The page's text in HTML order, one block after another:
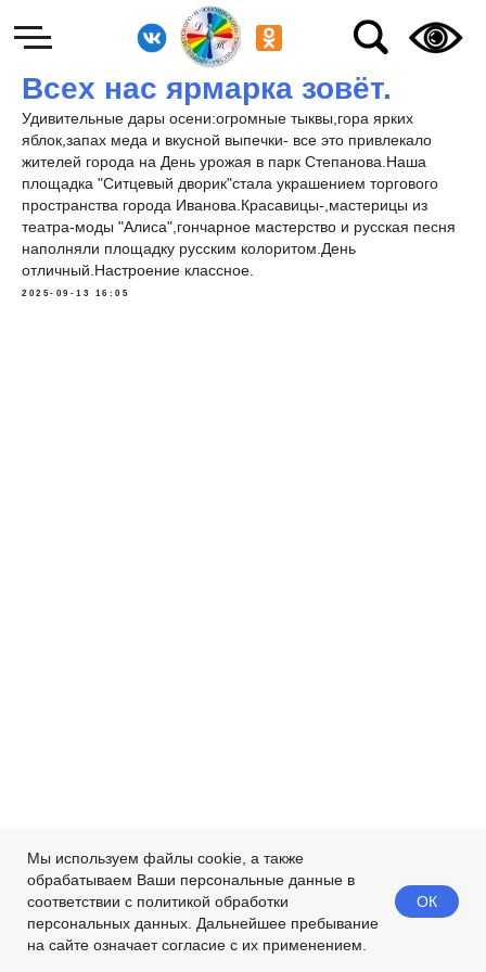
Мы используем файлы cookie, а также
обрабатываем Ваши персональные данные в
соответствии с политикой обработки
персональных данных. Дальнейшее пребывание
на сайте означает согласие с их применением.
ОК
Всех нас ярмарка зовёт.
Удивительные дары осени:огромные тыквы,гора ярких
яблок,запах меда и вкусной выпечки- все это привлекало
жителей города на День урожая в парк Степанова.Наша
площадка "Ситцевый дворик"стала украшением торгового
пространства города Иванова.Красавицы-,мастерицы из
театра-моды "Алиса",гончарное мастерство и русская песня
наполняли площадку русским колоритом.День
отличный.Настроение классное.
2025-09-13 16:05